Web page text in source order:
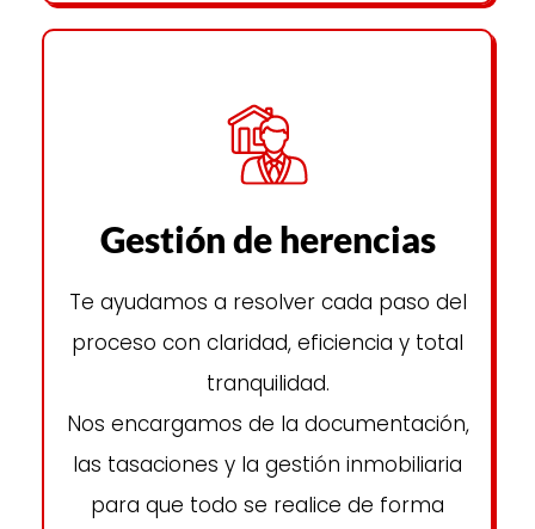
Gestión de herencias
Te ayudamos a resolver cada paso del
proceso con claridad, eficiencia y total
tranquilidad.
Nos encargamos de la documentación,
las tasaciones y la gestión inmobiliaria
para que todo se realice de forma